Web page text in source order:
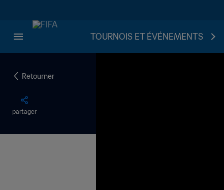
TOURNOIS ET ÉVÉNEMENTS
Retourner
partager